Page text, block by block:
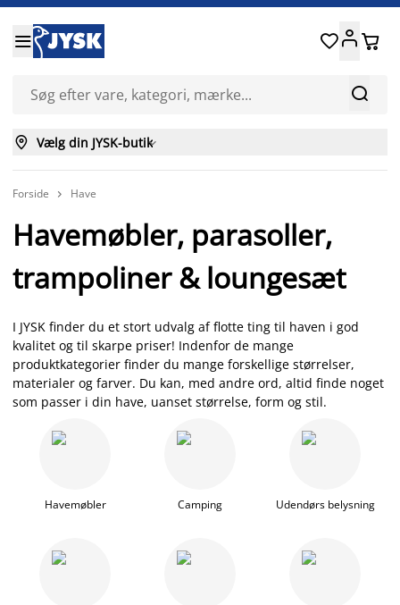


 
 Vælg din JYSK-butik
Forside  Have
Havemøbler, parasoller,
trampoliner & loungesæt
I JYSK finder du et stort udvalg af flotte ting til haven i god
kvalitet og til skarpe priser! Indenfor de mange
produktkategorier finder du mange forskellige størrelser,
materialer og farver. Du kan, med andre ord, altid finde noget
som passer i din have, uanset størrelse, form og stil.
Havemøbler Camping Udendørs belysning